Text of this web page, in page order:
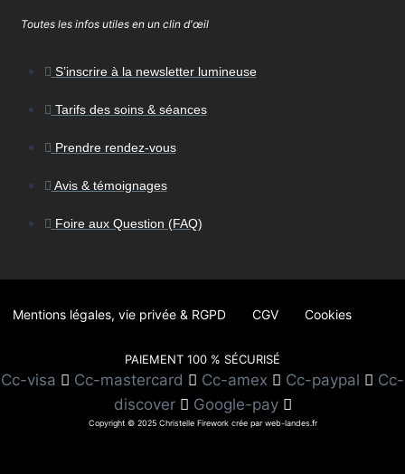
Toutes les infos utiles en un clin d'œil
S’inscrire à la newsletter lumineuse
Tarifs des soins & séances
Prendre rendez-vous
Avis & témoignages
Foire aux Question (FAQ)
Mentions légales, vie privée & RGPD CGV Cookies
PAIEMENT 100 % SÉCURISÉ
Cc-visa Cc-mastercard Cc-amex Cc-paypal
Cc-
discover
Google-pay
Copyright © 2025 Christelle Firework crée par web-landes.fr